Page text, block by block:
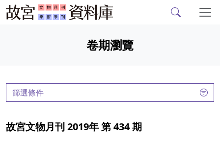
故宮文物月刊、故宮學
卷期瀏覽
篩選條件
故宮文物月刊 2019年 第 434 期